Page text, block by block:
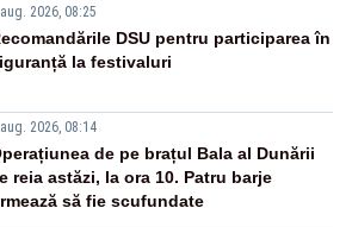
2026, 08:25
DSU pentru participarea în
la festivaluri
2026, 08:14
de pe brațul Bala al Dunării
reia astăzi, la ora 10. Patru barje
să fie scufundate